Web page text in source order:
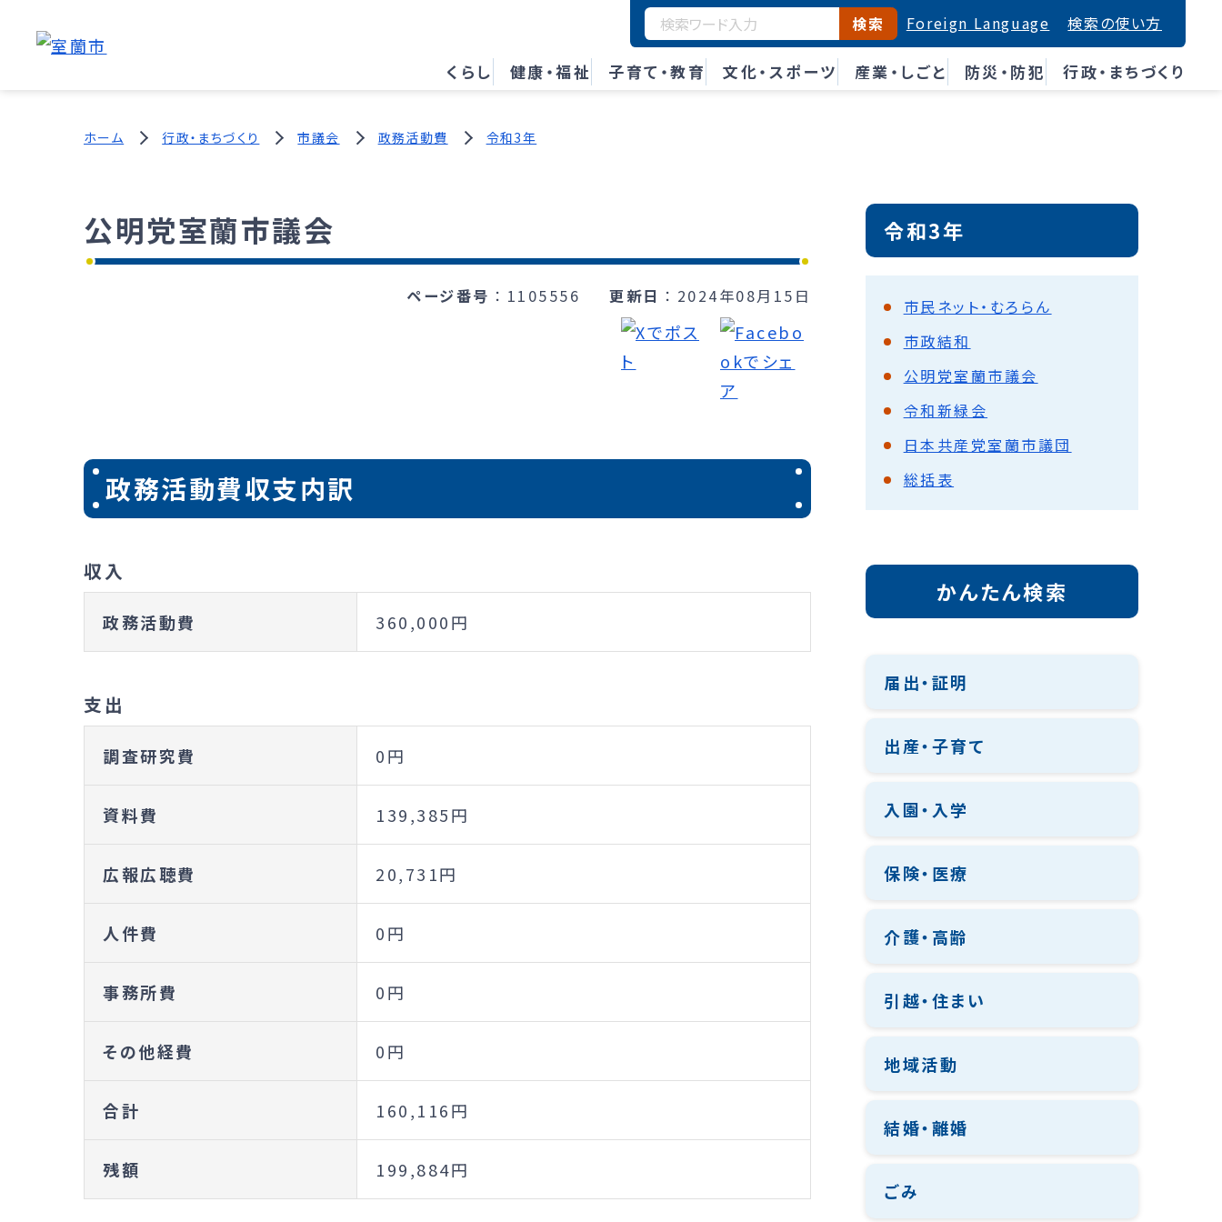
くらし 健康・福祉 子育て・教育 文化・スポーツ 産業・しごと 防災・防犯 行政・まちづくり
検索 Foreign Language 検索の使い方
ホーム 行政・まちづくり 市議会 政務活動費 令和3年
公明党室蘭市議会
ページ番号 1105556 更新日 2024年08月15日
政務活動費収支内訳
収入
政務活動費 360,000円
支出
調査研究費 0円
資料費 139,385円
広報広聴費 20,731円
人件費 0円
事務所費 0円
その他経費 0円
合計 160,116円
残額 199,884円
令和3年
市民ネット・むろらん
市政結和
公明党室蘭市議会
令和新緑会
日本共産党室蘭市議団
総括表
かんたん検索
届出・証明
出産・子育て
入園・入学
保険・医療
介護・高齢
引越・住まい
地域活動
結婚・離婚
ごみ